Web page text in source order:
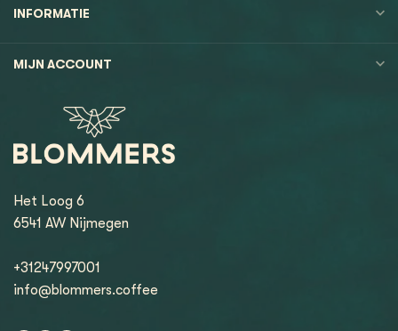
INFORMATIE
MIJN ACCOUNT
Het Loog 6
6541 AW Nijmegen
+31247997001
info@blommers.coffee